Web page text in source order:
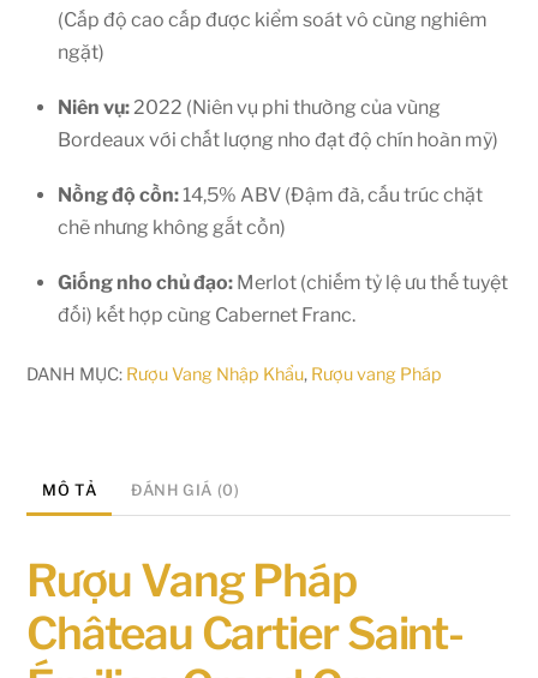
(Cấp độ cao cấp được kiểm soát vô cùng nghiêm
ngặt)
Niên vụ:2022 (Niên vụ phi thường của vùng
Bordeaux với chất lượng nho đạt độ chín hoàn mỹ)
Nồng độ cồn:14,5% ABV (Đậm đà, cấu trúc chặt
chẽ nhưng không gắt cồn)
Giống nho chủ đạo: Merlot (chiếm tỷ lệ ưu thế tuyệt
đối) kết hợp cùng Cabernet Franc.
DANH MỤC: Rượu Vang Nhập Khẩu, Rượu vang Pháp
MÔ TẢ ĐÁNH GIÁ (0)
Rượu Vang Pháp
Château Cartier Saint-